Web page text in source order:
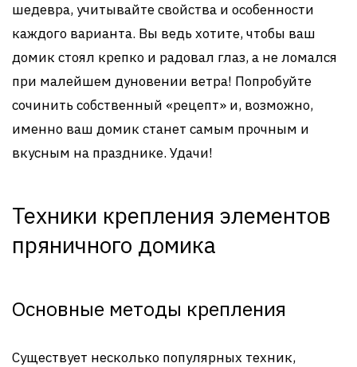
шедевра, учитывайте свойства и особенности
каждого варианта. Вы ведь хотите, чтобы ваш
домик стоял крепко и радовал глаз, а не ломался
при малейшем дуновении ветра! Попробуйте
сочинить собственный «рецепт» и, возможно,
именно ваш домик станет самым прочным и
вкусным на празднике. Удачи!
Техники крепления элементов
пряничного домика
Основные методы крепления
Существует несколько популярных техник,